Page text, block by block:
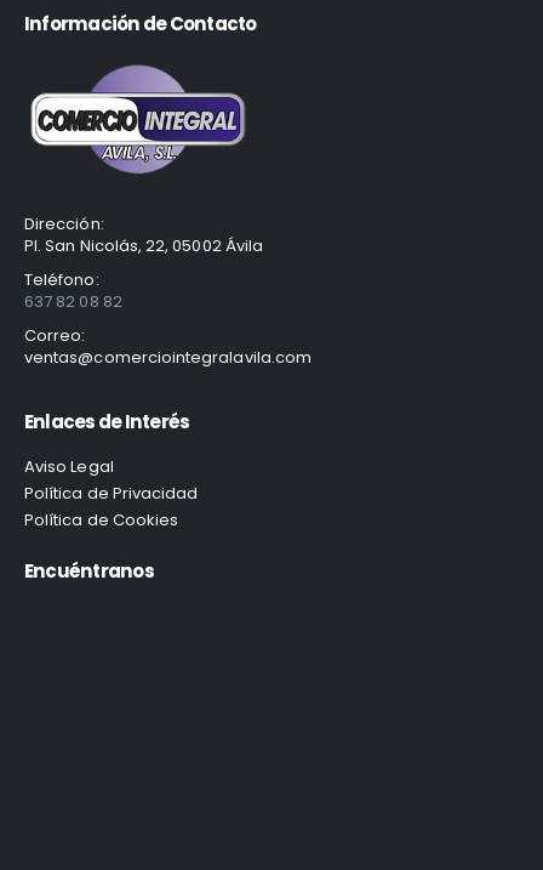
Información de Contacto
Dirección:
Pl. San Nicolás, 22, 05002 Ávila
Teléfono:
637 82 08 82
Correo:
ventas@comerciointegralavila.com
Enlaces de Interés
Aviso Legal
Política de Privacidad
Política de Cookies
Encuéntranos